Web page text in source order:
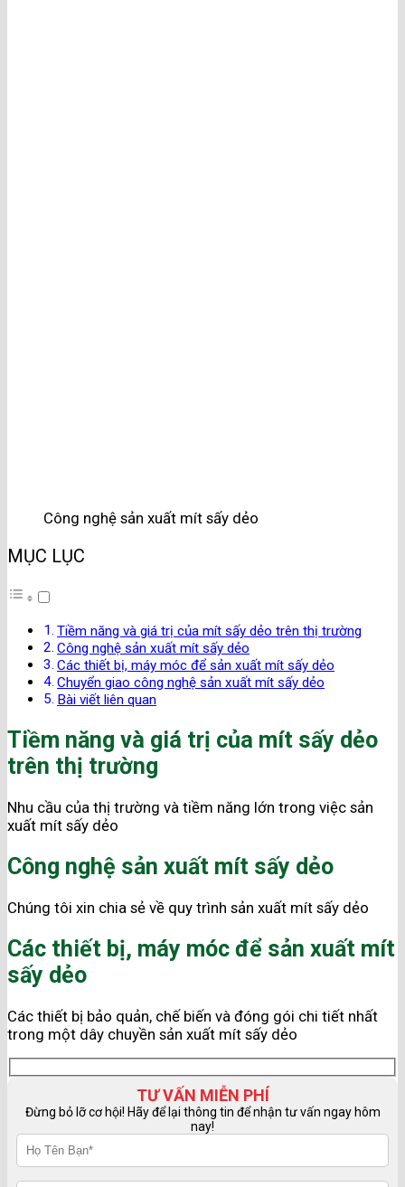
Công nghệ sản xuất mít sấy dẻo
MỤC LỤC
Tiềm năng và giá trị của mít sấy dẻo trên thị trường
Công nghệ sản xuất mít sấy dẻo
Các thiết bị, máy móc để sản xuất mít sấy dẻo
Chuyển giao công nghệ sản xuất mít sấy dẻo
Bài viết liên quan
Tiềm năng và giá trị của mít sấy dẻo
trên thị trường
Nhu cầu của thị trường và tiềm năng lớn trong việc sản
xuất mít sấy dẻo
Công nghệ sản xuất mít sấy dẻo
Chúng tôi xin chia sẻ về quy trình sản xuất mít sấy dẻo
Các thiết bị, máy móc để sản xuất mít
sấy dẻo
Các thiết bị bảo quản, chế biến và đóng gói chi tiết nhất
trong một dây chuyền sản xuất mít sấy dẻo
TƯ VẤN MIỄN PHÍ
Đừng bỏ lỡ cơ hội! Hãy để lại thông tin để nhận tư vấn ngay hôm
nay!